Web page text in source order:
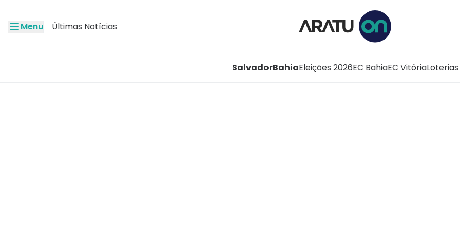
Menu Últimas Notícias
SalvadorBahiaEleições 2026EC BahiaEC VitóriaLoterias